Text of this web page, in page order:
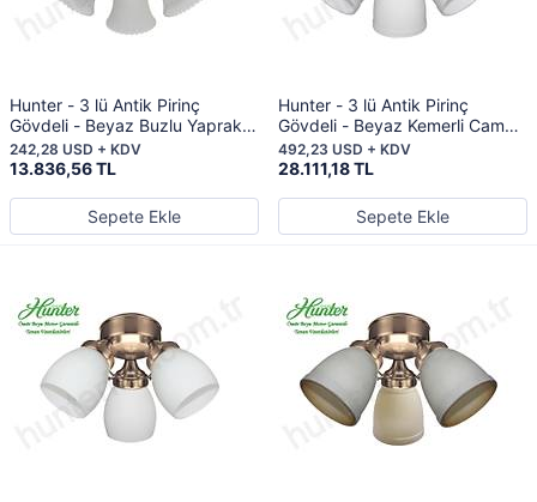
Hunter - 3 lü Antik Pirinç
Gövdeli - Beyaz Buzlu Yaprak
Camlı Aydınlatma
13.836,56 TL
242,28 USD + KDV
Sepete Ekle
Hunter - 3 lü Antik Pirinç
Gövdeli - Beyaz Kemerli Cam
Aydınlatma
28.111,18 TL
492,23 USD + KDV
Sepete Ekle